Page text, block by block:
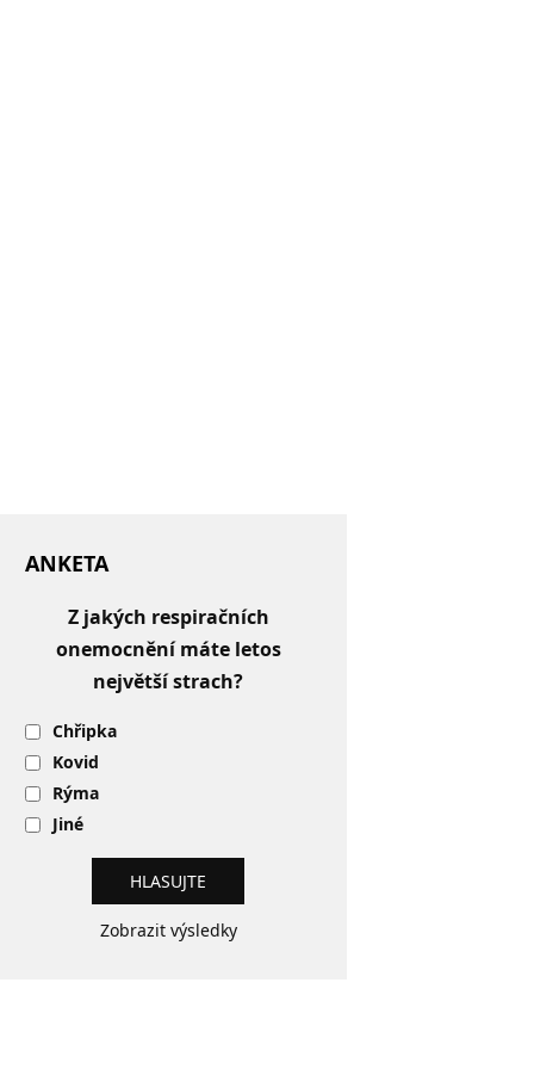
ANKETA
Z jakých respiračních
onemocnění máte letos
největší strach?
Chřipka
Kovid
Rýma
Jiné
Zobrazit výsledky